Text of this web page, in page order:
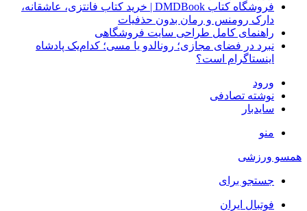
فروشگاه کتاب DMDBook | خرید کتاب فانتزی، عاشقانه،
دارک رومنس و رمان بدون حذفیات
راهنمای کامل طراحی سایت فروشگاهی
نبرد در فضای مجازی؛ رونالدو یا مسی؛ کدام‌یک پادشاه
اینستاگرام است؟
ورود
نوشته تصادفی
سایدبار
منو
همسو ورزشی
جستجو برای
فوتبال ایران